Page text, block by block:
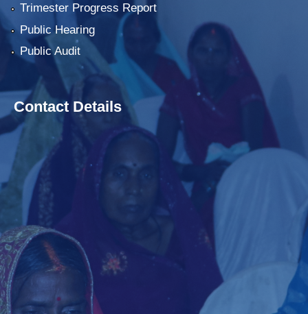
Trimester Progress Report
Public Hearing
Public Audit
Contact Details